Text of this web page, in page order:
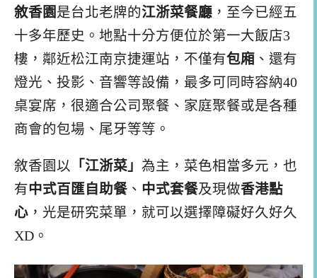
敘香園是台北老牌的江浙菜餐廳 ，至今已經五
十多年歷史。地點十分方便位於第一大飯店3
樓，鄰近松江南京捷運站，不僅有包廂 、還有
燈光、投影、音響等設備，最多可同時容納40
桌宴席，很適合公司聚餐、家庭聚餐或是各種
商會的包場、尾牙等等。
敘香園以 「江浙菜」 為主，菜色相當多元，也
有中式百匯自助餐 、 中式套餐及現做香港點
心 ，光是研究菜單，就可以選擇障礙好久好久
XD。